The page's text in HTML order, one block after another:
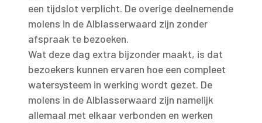
een tijdslot verplicht. De overige deelnemende
molens in de Alblasserwaard zijn zonder
afspraak te bezoeken.
Wat deze dag extra bijzonder maakt, is dat
bezoekers kunnen ervaren hoe een compleet
watersysteem in werking wordt gezet. De
molens in de Alblasserwaard zijn namelijk
allemaal met elkaar verbonden en werken